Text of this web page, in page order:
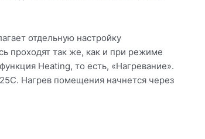
отдельную настройку
проходят так же, как и при режиме
Heating, то есть, «Нагревание».
Нагрев помещения начнется через